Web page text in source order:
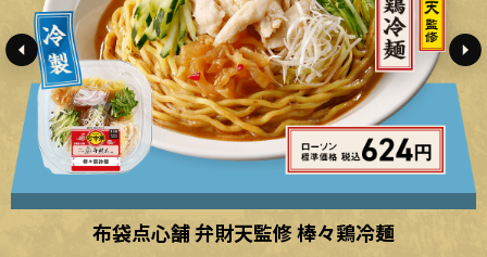
布袋点心舗 弁財天監修 棒々鶏冷麺